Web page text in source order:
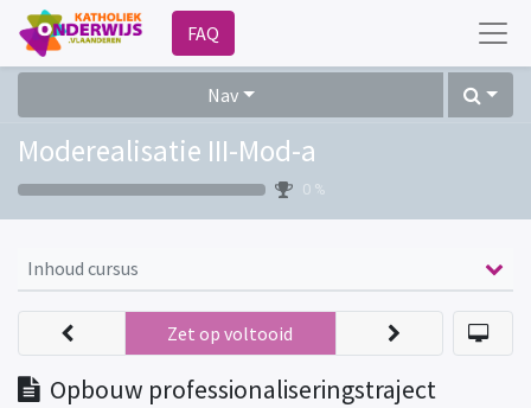
FAQ
Nav
Moderealisatie III-Mod-a
0 %
Inhoud cursus
Opbouw professionaliseringstraject
Zet op voltooid